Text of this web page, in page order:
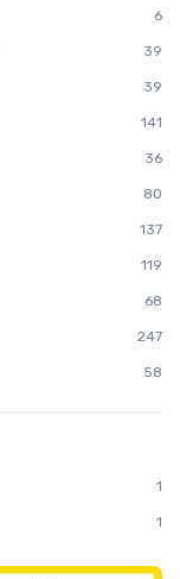
6
39
39
141
36
80
137
119
68
247
58
1
1